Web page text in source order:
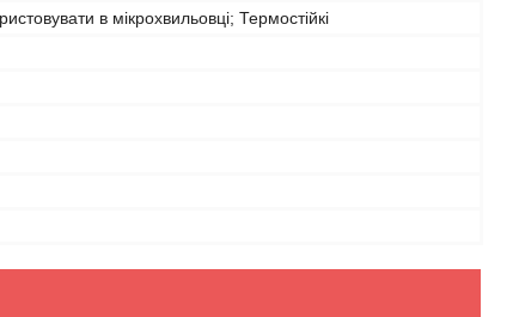
в мікрохвильовці; Термостійкі